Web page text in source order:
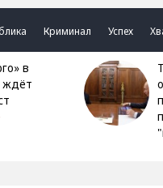
Криминал Успех
ждёт
Трутнев назвал